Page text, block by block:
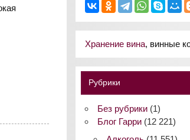
Хранение вина, винные
Рубрики
Без рубрики(1)
Блог Гарри(12 221)